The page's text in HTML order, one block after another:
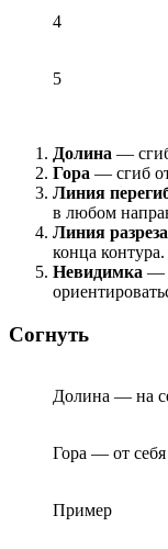
4
5
Долина —
Гора — сгиб
Линия
в любом
Линия разреза
конца контура.
Невидимка —
Согнуть
Долина — на
Гора — от себя
Пример